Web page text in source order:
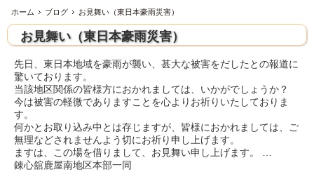
ホーム ブログ お見舞い（東日本豪雨災害）
お見舞い（東日本豪雨災害）
先日、東日本地域を豪雨が襲い、甚大な被害をだしたとの報道に
驚いております。
当該地区関係の皆様方におかれましては、いかがでしょうか？
今は被害の軽微でありますことを心よりお祈りいたしておりま
す。
何かとお取り込み中とは存じますが、皆様におかれましては、ご
無理などされませんよう切にお祈り申し上げます。
ますは、この場を借りまして、お見舞い申し上げます。
…
錬心舘鹿屋南地区本部一同